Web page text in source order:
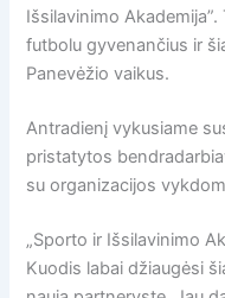
Išsilavinimo
futbolu gyvenančius ir
Panevėžio vaikus.
Antradienį vykusiame
pristatytos
su organizacijos
„Sporto ir Išsilavinimo
Kuodis labai džiaugėsi